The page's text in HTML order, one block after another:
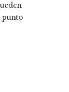
punto